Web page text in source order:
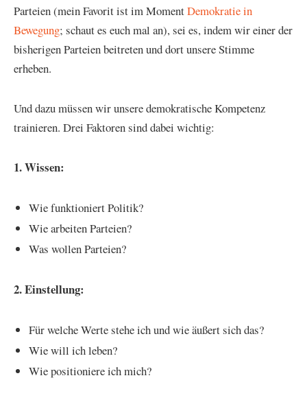
Parteien (mein Favorit ist im MomentDemokratie in
Bewegung; schaut es euch mal an), sei es, indem wir einer der
bisherigen Parteien beitreten und dort unsere Stimme
erheben.
Und dazu müssen wir unsere demokratische Kompetenz
trainieren. Drei Faktoren sind dabei wichtig:
1. Wissen:
Wie funktioniert Politik?
Wie arbeiten Parteien?
Was wollen Parteien?
2. Einstellung:
Für welche Werte stehe ich und wie äußert sich das?
Wie will ich leben?
Wie positioniere ich mich?